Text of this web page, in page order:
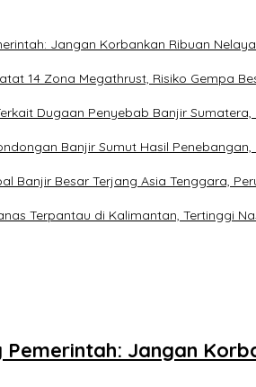
Jangan Korbankan Ribuan
14 Zona Megathrust, Risiko Gempa
Dugaan Penyebab Banjir
Banjir Sumut Hasil
Banjir Besar Terjang Asia Tenggara,
Terpantau di Kalimantan, Tertinggi
Pemerintah: Jangan